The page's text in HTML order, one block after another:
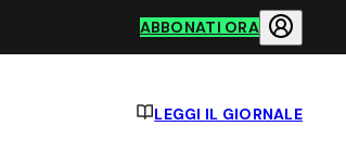
ABBONATI ORA
LEGGI IL GIORNALE